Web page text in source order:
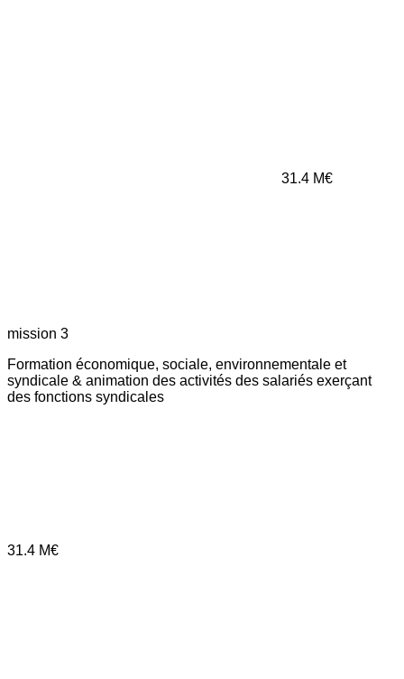
31.4 M€
mission 3
Formation économique, sociale, environnementale et
syndicale & animation des activités des salariés exerçant
des fonctions syndicales
31.4 M€